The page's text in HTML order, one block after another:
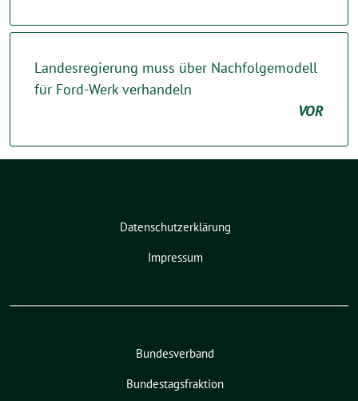
Landesregierung muss über Nachfolgemodell
für Ford-Werk verhandeln
VOR
Datenschutzerklärung
Impressum
Bundesverband
Bundestagsfraktion